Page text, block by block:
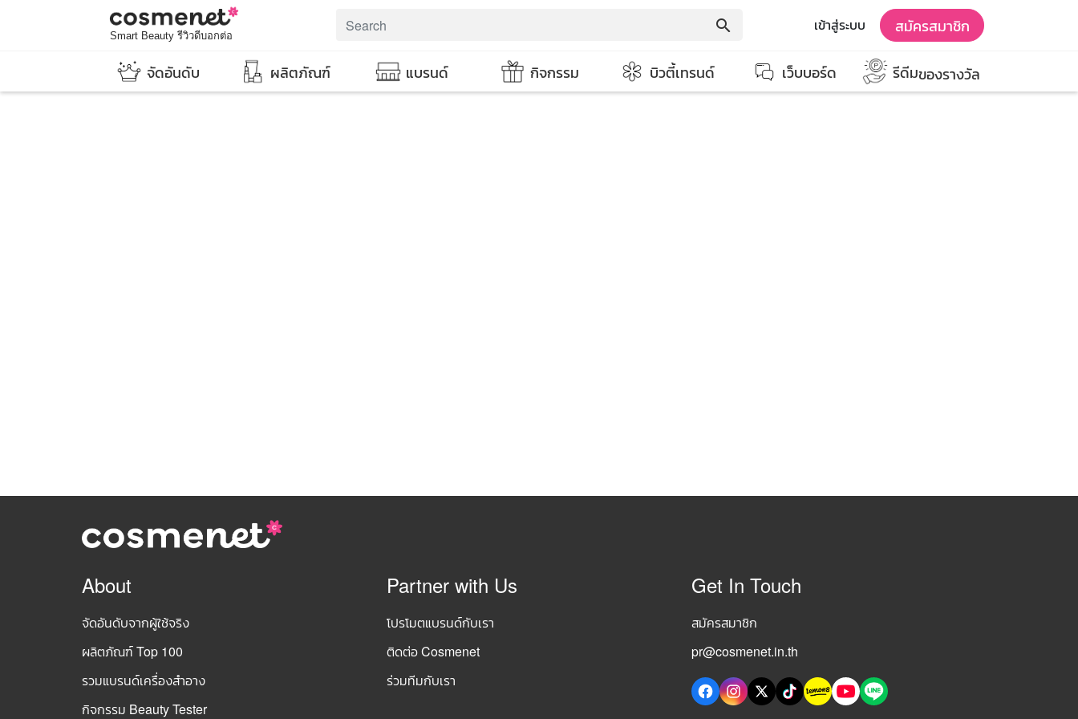
Smart Beauty รีวิวดีบอกต่อ
search เข้าสู่ระบบ สมัครสมาชิก
จัดอันดับ ผลิตภัณฑ์ แบรนด์ กิจกรรม บิวตี้เทรนด์ เว็บบอร์ด รีดีมของรางวัล
About
จัดอันดับจากผู้ใช้จริง
ผลิตภัณฑ์ Top 100
รวมแบรนด์เครื่องสำอาง
กิจกรรม Beauty Tester
Partner with Us
โปรโมตแบรนด์กับเรา
ติดต่อ Cosmenet
ร่วมทีมกับเรา
Get In Touch
สมัครสมาชิก
pr@cosmenet.in.th